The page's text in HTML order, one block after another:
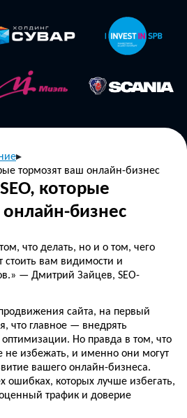
тормозят ваш онлайн-бизнес
которые
бизнес
что делать, но и о том, чего
стоить вам видимости и
— Дмитрий Зайцев, SEO-
сайта, на первый
что главное — внедрять
Но правда в том, что
не избежать, и именно они могут
вашего онлайн-бизнеса.
ошибках, которых лучше избегать,
трафик и доверие